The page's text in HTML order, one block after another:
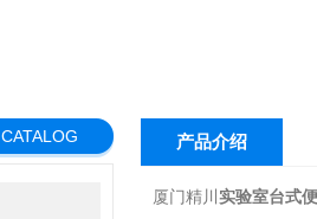
CATALOG 产品介绍
厦门精川 实验室台式